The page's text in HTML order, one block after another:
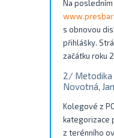
Na
s obnovou
přihlášky.
začátku roku
2/ Metodika
Novotná,
Kolegové z
kategorizace
z terénního